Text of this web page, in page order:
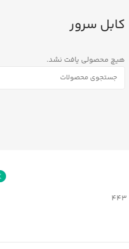
کابل سرور
هیچ محصولی یافت نشد.